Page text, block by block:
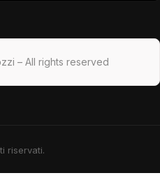
– All rights reserved
riservati.